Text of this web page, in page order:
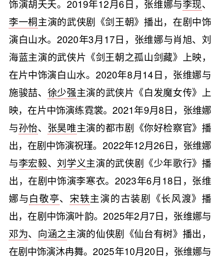
饰演胡夭夭。2019年12月6日，张维娜与李现、
李一桐主演的武侠剧《剑王朝》播出，在剧中饰
演白山水。2020年3月17日，张维娜与肖旭、刘
海蓝主演的武侠片《剑王朝之孤山剑藏》上映，
在片中饰演白山水。2020年8月14日，张维娜与
施骏喆、 徐少强主演的武侠片《白发魔女传》上
映，在片中饰演练霓裳。2021年9月8日，张维娜
与孙怡、 张昊唯主演的都市剧《你好检察官》播
出，在剧中饰演祝瑾。2022年12月26日，张维娜
与李宏毅、刘学义主演的武侠剧《少年歌行》播
出，在剧中饰演李寒衣。2023年6月18日，张维
娜与白敬亭、 宋轶主演的古装剧《长风渡》播
出，在剧中饰演叶韵。2025年2月7日，张维娜与
邓为、 向涵之主演的仙侠剧《仙台有树》播出，
在剧中饰演沐冉舞。2025年10月20日，张维娜与